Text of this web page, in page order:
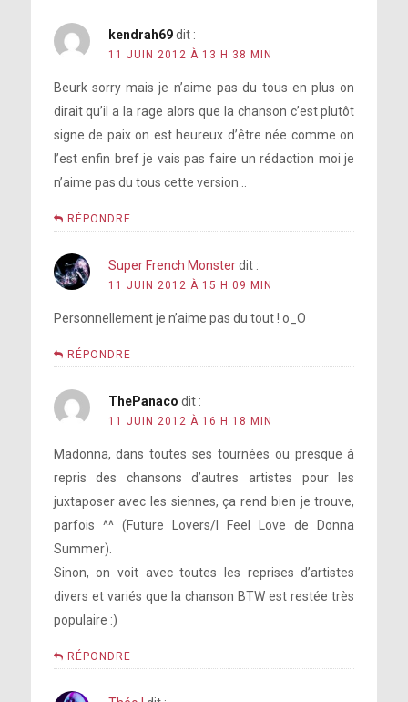
kendrah69 dit :
11 JUIN 2012 À 13 H 38 MIN
Beurk sorry mais je n’aime pas du tous en plus on
dirait qu’il a la rage alors que la chanson c’est plutôt
signe de paix on est heureux d’être née comme on
l’est enfin bref je vais pas faire un rédaction moi je
n’aime pas du tous cette version ..
RÉPONDRE
Super French Monster dit :
11 JUIN 2012 À 15 H 09 MIN
Personnellement je n’aime pas du tout ! o_O
RÉPONDRE
ThePanaco dit :
11 JUIN 2012 À 16 H 18 MIN
Madonna, dans toutes ses tournées ou presque à
repris des chansons d’autres artistes pour les
juxtaposer avec les siennes, ça rend bien je trouve,
parfois ^^ (Future Lovers/I Feel Love de Donna
Summer).
Sinon, on voit avec toutes les reprises d’artistes
divers et variés que la chanson BTW est restée très
populaire :)
RÉPONDRE